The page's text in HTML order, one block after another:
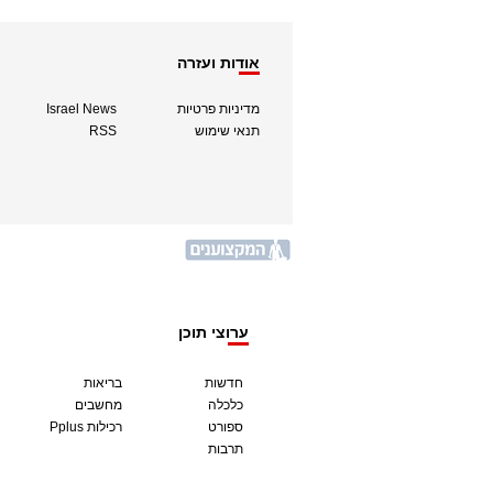
אודות ועזרה
מדיניות פרטיות
תנאי שימוש
Israel News
RSS
ערוצי תוכן
חדשות
כלכלה
ספורט
תרבות
בריאות
מחשבים
Pplus רכילות